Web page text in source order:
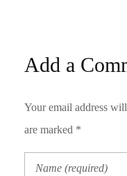
Add a
Your email address
are marked *